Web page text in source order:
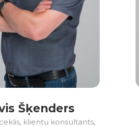
Šķenders
klientu konsultants,